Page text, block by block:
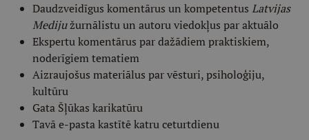
Daudzveidīgus komentārus un kompetentus Latvijas
Medijužurnālistu un autoru viedokļus par aktuālo
Ekspertu komentārus par dažādiem praktiskiem,
noderīgiem tematiem
Aizraujošus materiālus par vēsturi, psiholoģiju,
kultūru
Gata Šļūkas karikatūru
Tavā e-pasta kastītē katru ceturtdienu